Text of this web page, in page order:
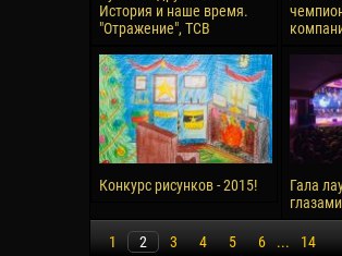
История и наше время.
"Отражение", ТСВ
Конкурс рисунков - 2015!
Гала
1 2 3 4 5 6 ... 14